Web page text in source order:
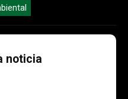
noticia